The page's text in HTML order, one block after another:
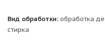
Вид обработки: обработка
стирка